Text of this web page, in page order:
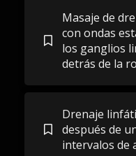
Masaje de
con ondas
los ganglios
detrás de la
Drenaje
después de
intervalos de